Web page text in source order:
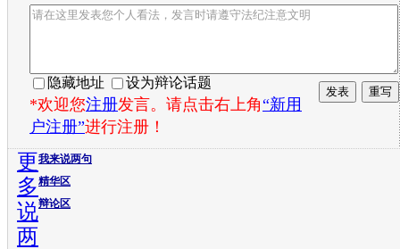
隐藏地址 设为辩论话题
*欢迎您注册发言。请点击右上角“新用
户注册”进行注册！
我来说两句
精华区
辩论区
更
多
说
两